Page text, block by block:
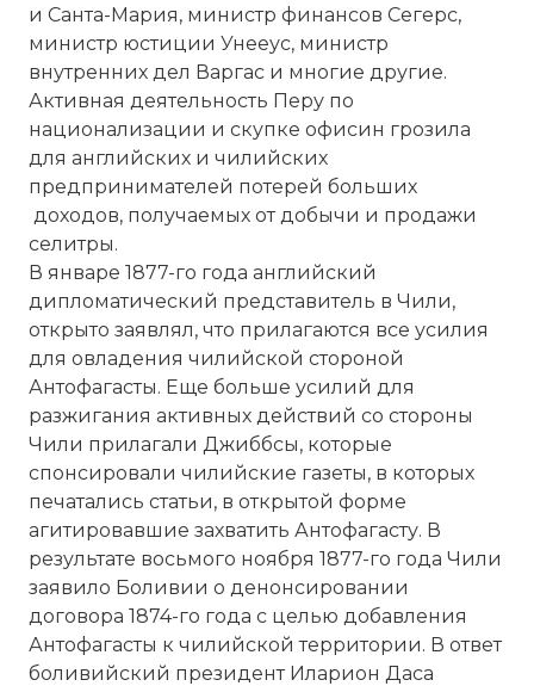
и Санта-Мария, министр финансов Сегерс,
министр юстиции Унееус, министр
внутренних дел Варгас и многие другие.
Активная деятельность Перу по
национализации и скупке офисин грозила
для английских и чилийских
предпринимателей потерей больших
доходов, получаемых от добычи и продажи
селитры.
В январе 1877-го года английский
дипломатический представитель в Чили,
открыто заявлял, что прилагаются все усилия
для овладения чилийской стороной
Антофагасты. Еще больше усилий для
разжигания активных действий со стороны
Чили прилагали Джиббсы, которые
спонсировали чилийские газеты, в которых
печатались статьи, в открытой форме
агитировавшие захватить Антофагасту. В
результате восьмого ноября 1877-го года Чили
заявило Боливии о денонсировании
договора 1874-го года с целью добавления
Антофагасты к чилийской территории. В ответ
боливийский президент Иларион Даса